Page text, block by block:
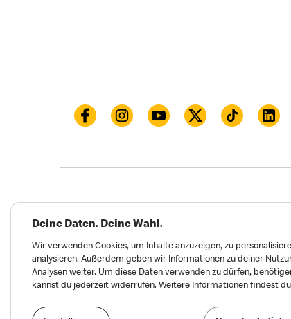
Meldungen zu Menschen- und
Erklärung zur Barrierefreiheit
Deine Daten. Deine Wahl.
Wir verwenden Cookies, um Inhalte anzuzeigen, zu
analysieren. Außerdem geben wir Informationen zu deiner
Analysen weiter. Um diese Daten verwenden zu dürfen,
kannst du jederzeit widerrufen. Weitere Informationen findest